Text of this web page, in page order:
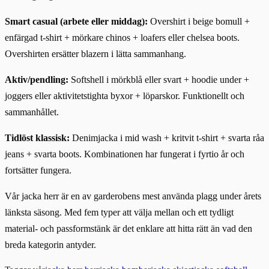
Smart casual (arbete eller middag): Overshirt i beige bomull +
enfärgad t-shirt + mörkare chinos + loafers eller chelsea boots.
Overshirten ersätter blazern i lätta sammanhang.
Aktiv/pendling: Softshell i mörkblå eller svart + hoodie under +
joggers eller aktivitetstighta byxor + löparskor. Funktionellt och
sammanhållet.
Tidlöst klassisk: Denimjacka i mid wash + kritvit t-shirt + svarta råa
jeans + svarta boots. Kombinationen har fungerat i fyrtio år och
fortsätter fungera.
Vår jacka herr är en av garderobens mest använda plagg under årets
länksta säsong. Med fem typer att välja mellan och ett tydligt
material- och passformstänk är det enklare att hitta rätt än vad den
breda kategorin antyder.